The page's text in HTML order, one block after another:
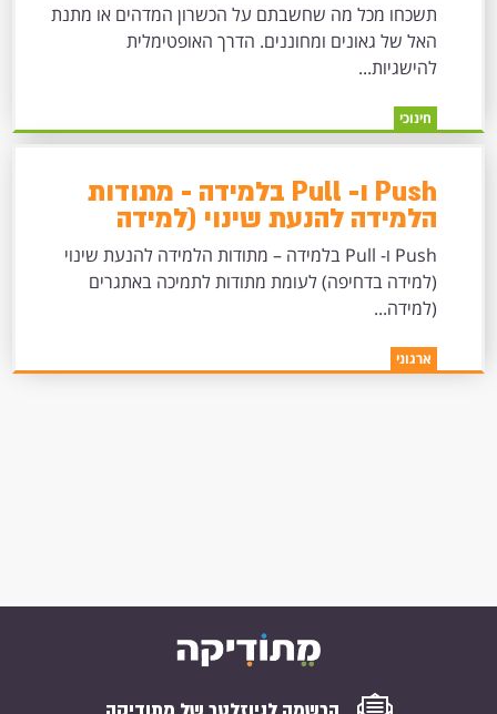
תשכחו מכל מה שחשבתם על הכשרון המדהים או מתנת
האל של גאונים ומחוננים. הדרך האופטימלית
להישגיות...
חינוכי
Push ו- Pull בלמידה - מתודות
הלמידה להנעת שינוי (למידה
בדחיפה) לעומת מתודות לתמיכה
באתגרים (למידה במשיכה)
Push ו- Pull בלמידה – מתודות הלמידה להנעת שינוי
(למידה בדחיפה) לעומת מתודות לתמיכה באתגרים
(למידה...
ארגוני